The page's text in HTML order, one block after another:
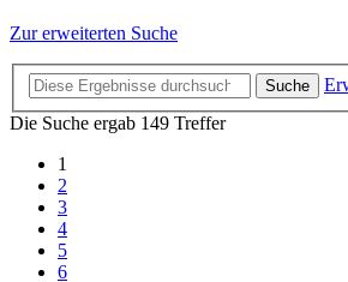
Zur erweiterten Suche
Suche
Die Suche ergab 149 Treffer
1
2
3
4
5
6